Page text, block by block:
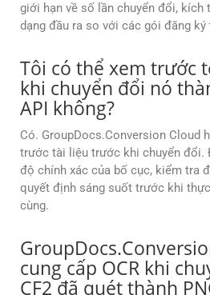
giới hạn về số lần chuyển đổi, kích
dạng đầu ra so với các gói đăng ký
Tôi có thể xem trước
khi chuyển đổi nó
API không?
Có. GroupDocs.Conversion Cloud
trước tài liệu trước khi chuyển đổi.
độ chính xác của bố cục, kiểm tra
quyết định sáng suốt trước khi
cùng.
cung cấp OCR khi
CF2 đã quét thành